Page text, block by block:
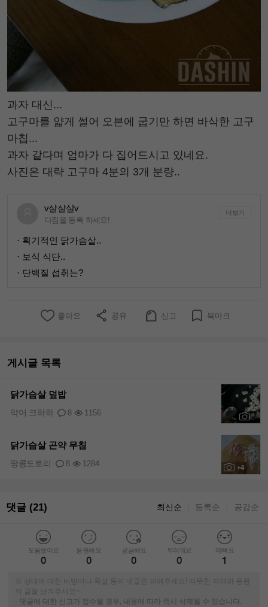
과자 대신...
고구마를 얇게 썰어 오븐에 굽기만 하면 바삭한 고구
마칩...
과자 같다며 엄마가 다 집어드시고 있네요.
사진은 대략 고구마 4분의 3개 분량..
v살살살v
다짐을 등록 하세요!
더보기
· 획기적인 닭가슴살..
· 보식 식단..
· 단백질 섭취는?
좋아요 공유 신고 북마크
게시글 목록
닭가슴살 덮밥
8 1156
악어 크하하
+4
닭가슴살 곤약 무침
8 1284
땅콩도토리
댓글 (21) 최신순 등록순 공감순
도움됐어요
0
응원해요
0
궁금해요
0
부러워요
0
예뻐요
1
※ 상대에 대한 비방이나 욕설 등의 댓글은 피해주세요! 따뜻한 격려와 응원
-
댓글에 대한 신고가 접수될 경우, 내용에 따라 즉시 삭제될 수 있습니다.